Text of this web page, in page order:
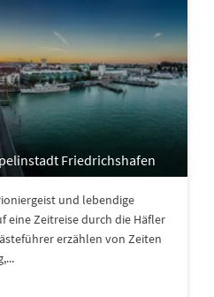
Friedrichshafen
und lebendige
eine Zeitreise durch die Häfler
erzählen von Zeiten